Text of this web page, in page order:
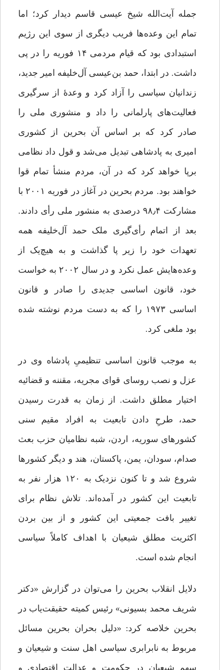
جمله آیت‌الله شیخ عیسی قاسم دیدار کرد؛ اما
تمام این وعده‌ها فریب دیگری از سوی این رژیم
استبدادی بود که قیام مردمی ۱۴ فوریه را در پی
داشت. در ابتدا، حمد بن‌عیسی آل‌خلیفه امیر جدید،
زندانیان سیاسی را آزاد کرد و وعدۀ از سرگیری
فعالیت‌های پارلمانی را داد و منشوری ملی را
صادر کرد که بر اساس آن بحرین از کشوری
امیری به پادشاهی تبدیل می‌شد و قول داد نظامی
برپا خواهد کرد که در آن، مردم منشأ تمام قوا
خواهند بود. مردم بحرین در آغاز در فوریه ۲۰۰۱ با
مشارکت ۹۸٫۴ درصدی به منشور ملی رأی دادند.
بعد از اتمام رأی‌گیری ملک‌ حمد آل‌خلیفه همه
تعهدات خود را زیر پا گذاشت و به هیچ‌یک از
وعده‌هایش عمل نکرد و در سال ۲۰۰۲ به خواست
خود، قانون اساسی جدیدی را صادر و قانون
اساسی ۱۹۷۳ را که به دست مردم نوشته شده
بود ملغی کرد.
به موجب قانون اساسی تنظیمیِ پادشاه وی در
عزل و نصب روسای قوای مجریه، مقننه و قضائیه
اختیار مطلق داشت. از زمان به قدرت رسیدن
حمد، طرحِ دادن تابعیت به افراد مقیم سنی
کشورهای سوریه، اردن، شبه نظامیان حزب بعث
صدام، سودان، یمن، پاکستان، هند و دیگر کشورها
شروع شد و تا کنون نزدیک به ۱۲۰ هزار نفر به
تابعیت این کشور در آمده‌اند. تلاش نظام برای
تغییر بافت جمعیتی این کشور و از بین بردن
اکثریت مطلق شیعیان با اهداف کاملاً سیاسی
انجام شده است.
دلایل انقلاب بحرین را می‌توان در گزارش «دکتر
شریف محمد بسیونی» رئیس کمیته حقیقت‌یاب در
بحرین خلاصه کرد: «دلیل بحران بحرین مسائل
مربوط به نابرابری سیاسی اهل سنت و شیعیان و
سهم شیعیان در حکومت و عدالت اقتصادی و